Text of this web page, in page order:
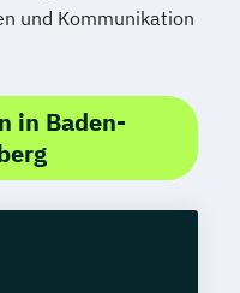
und Kommunikation
in Baden-